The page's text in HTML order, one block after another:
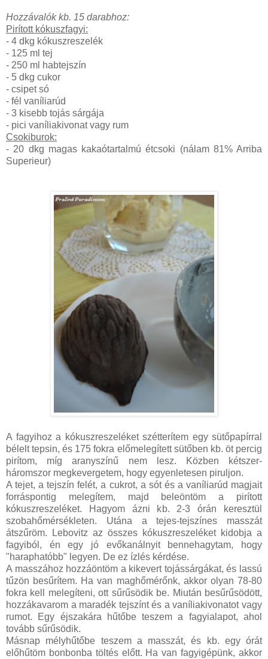
Hozzávalók kb. 15 darabhoz:
Pirított kókuszfagyi:
- 4 dkg kókuszreszelék
- 125 ml tej
- 250 ml habtejszín
- 5 dkg cukor
- csipet só
- fél vaníliarúd
- 3 kisebb tojás sárgája
- pici vaníliakivonat vagy rum
Csokiburok:
- 20 dkg magas kakaótartalmú étcsoki (nálam 81% Arriba
Superieur)
A fagyihoz a kókuszreszeléket szétterítem egy sütőpapírral
bélelt tepsin, és 175 fokra előmelegített sütőben kb. öt percig
pirítom, míg aranyszínű nem lesz. Közben kétszer-
háromszor megkevergetem, hogy egyenletesen piruljon.
A tejet, a tejszín felét, a cukrot, a sót és a vaníliarúd magjait
forráspontig melegítem, majd beleöntöm a pirított
kókuszreszeléket. Hagyom ázni kb. 2-3 órán keresztül
szobahőmérsékleten. Utána a tejes-tejszínes masszát
átszűröm. Lebovitz az összes kókuszreszeléket kidobja a
fagyiból, én egy jó evőkanálnyit bennehagytam, hogy
"haraphatóbb" legyen. De ez ízlés kérdése.
A masszához hozzáöntöm a kikevert tojássárgákat, és lassú
tűzön besűrítem. Ha van maghőmérőnk, akkor olyan 78-80
fokra kell melegíteni, ott sűrűsödik be. Miután besűrűsödött,
hozzákavarom a maradék tejszínt és a vaníliakivonatot vagy
rumot. Egy éjszakára hűtőbe teszem a fagyialapot, ahol
tovább sűrűsödik.
Másnap mélyhűtőbe teszem a masszát, és kb. egy órát
előhűtöm bonbonba töltés előtt. Ha van fagyigépünk, akkor